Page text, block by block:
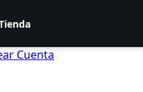
Cuenta